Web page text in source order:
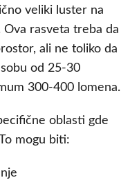
veliki luster na
rasveta treba da
ali ne toliko da
od 25-30
300-400 lomena.
oblasti gde
mogu biti: